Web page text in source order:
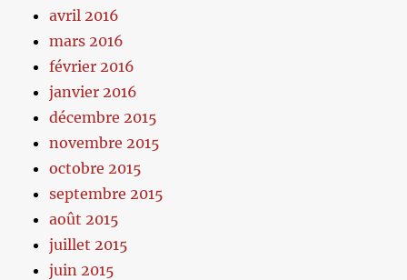
avril 2016
mars 2016
février 2016
janvier 2016
décembre 2015
novembre 2015
octobre 2015
septembre 2015
août 2015
juillet 2015
juin 2015